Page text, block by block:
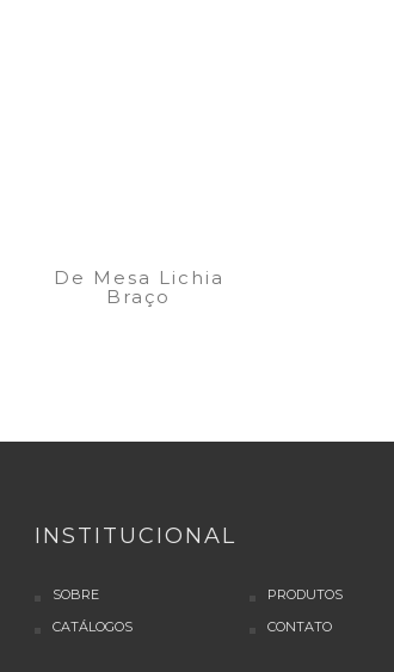
De Mesa Lichia
Braço
INSTITUCIONAL
SOBRE
PRODUTOS
CATÁLOGOS
CONTATO